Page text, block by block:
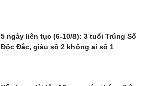
5 ngày liên tục (6-10/8): 3 tuổi Trúng Số
Độc Đắc, giàu số 2 không ai số 1